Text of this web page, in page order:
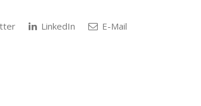
LinkedIn E-Mail